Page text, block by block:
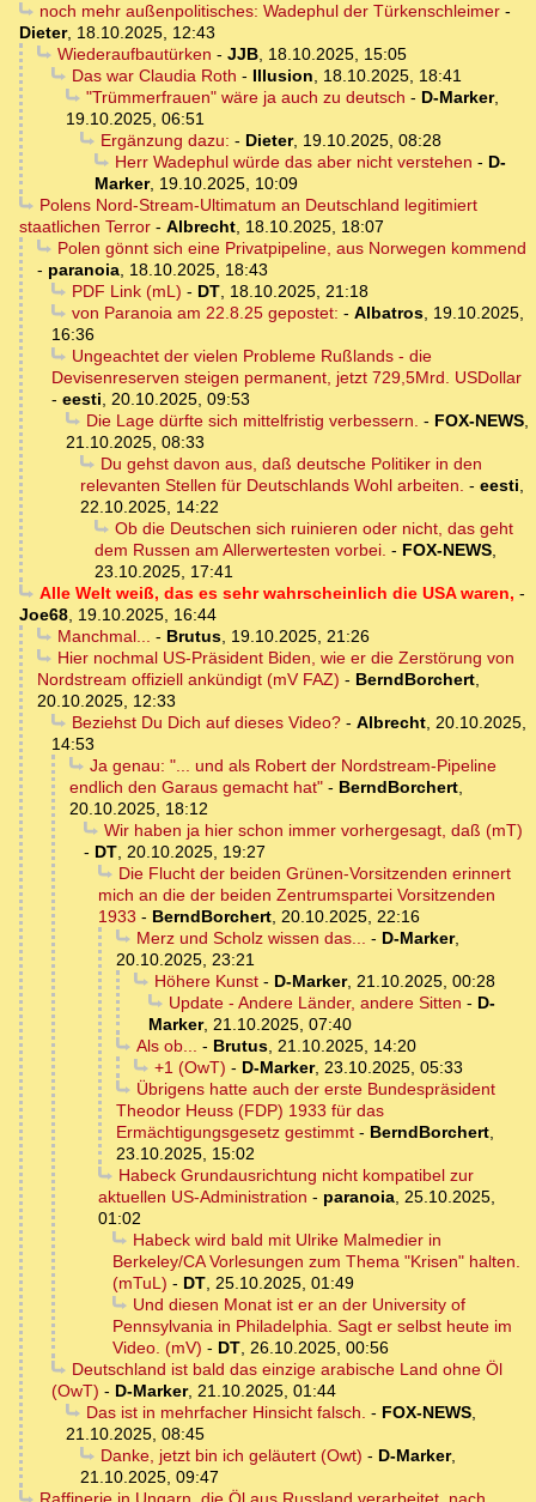
noch mehr außenpolitisches: Wadephul der Türkenschleimer-
Dieter, 18.10.2025, 12:43
Wiederaufbautürken - JJB, 18.10.2025, 15:05
Das war Claudia Roth - Illusion, 18.10.2025, 18:41
"Trümmerfrauen" wäre ja auch zu deutsch - D-Marker,
19.10.2025, 06:51
Ergänzung dazu: - Dieter, 19.10.2025, 08:28
Herr Wadephul würde das aber nicht verstehen - D-
Marker, 19.10.2025, 10:09
Polens Nord-Stream-Ultimatum an Deutschland legitimiert
staatlichen Terror - Albrecht, 18.10.2025, 18:07
Polen gönnt sich eine Privatpipeline, aus Norwegen kommend
- paranoia, 18.10.2025, 18:43
PDF Link (mL) - DT, 18.10.2025, 21:18
von Paranoia am 22.8.25 gepostet: - Albatros, 19.10.2025,
16:36
Ungeachtet der vielen Probleme Rußlands - die
Devisenreserven steigen permanent, jetzt 729,5Mrd. USDollar
- eesti, 20.10.2025, 09:53
Die Lage dürfte sich mittelfristig verbessern. - FOX-NEWS,
21.10.2025, 08:33
Du gehst davon aus, daß deutsche Politiker in den
relevanten Stellen für Deutschlands Wohl arbeiten. - eesti,
22.10.2025, 14:22
Ob die Deutschen sich ruinieren oder nicht, das geht
dem Russen am Allerwertesten vorbei. - FOX-NEWS,
23.10.2025, 17:41
Alle Welt weiß, das es sehr wahrscheinlich die USA waren, -
Joe68, 19.10.2025, 16:44
Manchmal... - Brutus, 19.10.2025, 21:26
Hier nochmal US-Präsident Biden, wie er die Zerstörung von
Nordstream offiziell ankündigt (mV FAZ) - BerndBorchert,
20.10.2025, 12:33
Beziehst Du Dich auf dieses Video?- Albrecht, 20.10.2025,
14:53
Ja genau: "... und als Robert der Nordstream-Pipeline
endlich den Garaus gemacht hat" - BerndBorchert,
20.10.2025, 18:12
Wir haben ja hier schon immer vorhergesagt, daß (mT)
- DT, 20.10.2025, 19:27
Die Flucht der beiden Grünen-Vorsitzenden erinnert
mich an die der beiden Zentrumspartei Vorsitzenden
1933 - BerndBorchert, 20.10.2025, 22:16
Merz und Scholz wissen das... - D-Marker,
20.10.2025, 23:21
Höhere Kunst- D-Marker, 21.10.2025, 00:28
Update - Andere Länder, andere Sitten - D-
Marker, 21.10.2025, 07:40
Als ob... - Brutus, 21.10.2025, 14:20
+1 (OwT) - D-Marker, 23.10.2025, 05:33
Übrigens hatte auch der erste Bundespräsident
Theodor Heuss (FDP) 1933 für das
Ermächtigungsgesetz gestimmt - BerndBorchert,
23.10.2025, 15:02
Habeck Grundausrichtung nicht kompatibel zur
aktuellen US-Administration - paranoia, 25.10.2025,
01:02
Habeck wird bald mit Ulrike Malmedier in
Berkeley/CA Vorlesungen zum Thema "Krisen" halten.
(mTuL) - DT, 25.10.2025, 01:49
Und diesen Monat ist er an der University of
Pennsylvania in Philadelphia. Sagt er selbst heute im
Video. (mV) - DT, 26.10.2025, 00:56
Deutschland ist bald das einzige arabische Land ohne Öl
(OwT) - D-Marker, 21.10.2025, 01:44
Das ist in mehrfacher Hinsicht falsch. - FOX-NEWS,
21.10.2025, 08:45
Danke, jetzt bin ich geläutert (Owt) - D-Marker,
21.10.2025, 09:47